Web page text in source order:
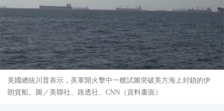
美國總統川普表示，美軍開火擊中一艘試圖突破美方海上封鎖的伊
朗貨船。圖／美聯社、路透社、CNN（資料畫面）